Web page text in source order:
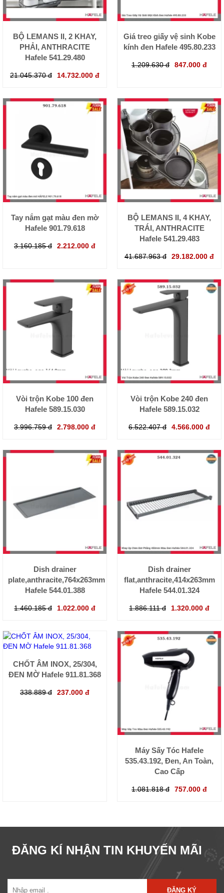
BỘ LEMANS II, 2 KHAY,
PHẢI, ANTHRACITE
Hafele 541.29.480
21.045.370 đ 14.732.000 đ
Giá treo giấy vệ sinh Kobe
kính đen Hafele 495.80.233
1.209.630 đ 847.000 đ
Tay nắm gạt màu đen mờ
Hafele 901.79.618
3.160.185 đ 2.212.000 đ
BỘ LEMANS II, 4 KHAY,
TRÁI, ANTHRACITE
Hafele 541.29.483
41.687.963 đ 29.182.000 đ
Vòi trộn Kobe 100 đen
Hafele 589.15.030
3.996.759 đ 2.798.000 đ
Vòi trộn Kobe 240 đen
Hafele 589.15.032
6.522.407 đ 4.566.000 đ
Dish drainer
plate,anthracite,764x263mm
Hafele 544.01.388
1.460.185 đ 1.022.000 đ
Dish drainer
flat,anthracite,414x263mm
Hafele 544.01.324
1.886.111 đ 1.320.000 đ
CHỐT ÂM INOX, 25/304,
ĐEN MỜ Hafele 911.81.368
338.889 đ 237.000 đ
Máy Sấy Tóc Hafele
535.43.192, Đen, An Toàn,
Cao Cấp
1.081.818 đ 757.000 đ
ĐĂNG KÍ NHẬN TIN KHUYẾN MÃI
ĐĂNG KÝ